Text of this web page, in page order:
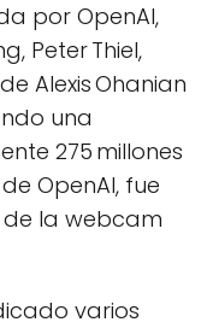
por OpenAI,
Peter Thiel,
Alexis Ohanian
una
275 millones
OpenAI, fue
de la webcam
varios